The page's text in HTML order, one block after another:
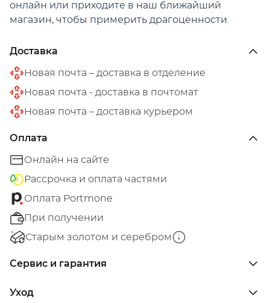
онлайн или приходите в наш ближайший
магазин, чтобы примерить драгоценности.
Доставка
Новая почта – доставка в отделение
Новая почта - доставка в почтомат
Новая почта – доставка курьером
Оплата
Онлайн на сайте
Рассрочка и оплата частями
Оплата Portmone
При получении
Старым золотом и серебром
Сервис и гарантия
Уход